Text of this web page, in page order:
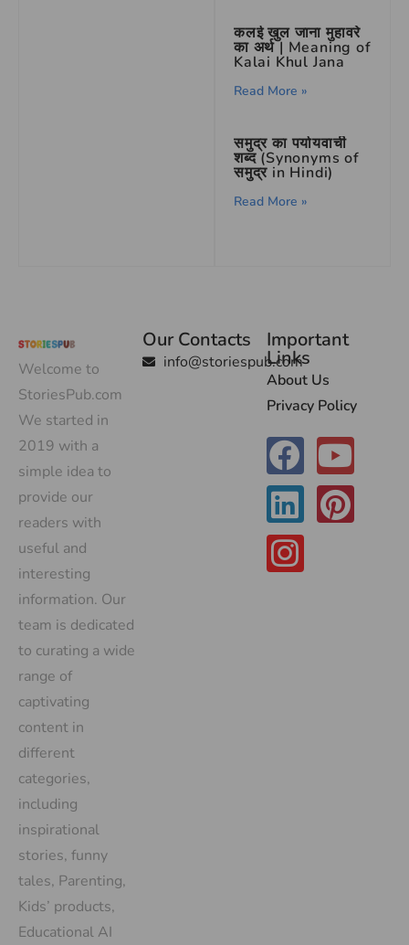
कलई खुल जाना मुहावरे
का अर्थ | Meaning of
Kalai Khul Jana
Read More »
समुद्र का पर्यायवाची
शब्द (Synonyms of
समुद्र in Hindi)
Read More »
Welcome to
StoriesPub.com
We started in
2019 with a
simple idea to
provide our
readers with
useful and
interesting
information. Our
team is dedicated
to curating a wide
range of
captivating
content in
different
categories,
including
inspirational
stories, funny
tales, Parenting,
Kids’ products,
Educational AI
Our Contacts
info@storiespub.com
Important
Links
About Us
Privacy Policy